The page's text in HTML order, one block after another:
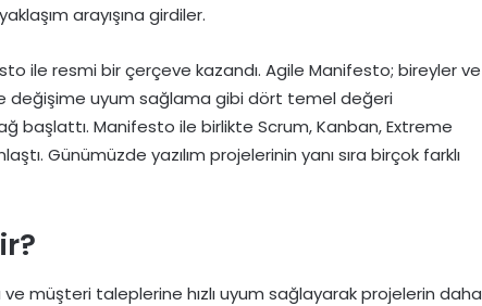
arayışına girdiler.
ile resmi bir çerçeve kazandı. Agile Manifesto; bireyler ve
değişime uyum sağlama gibi dört temel değeri
başlattı. Manifesto ile birlikte Scrum, Kanban, Extreme
Günümüzde yazılım projelerinin yanı sıra birçok farklı
müşteri taleplerine hızlı uyum sağlayarak projelerin daha